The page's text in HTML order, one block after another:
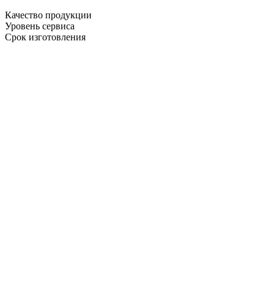
Качество продукции
Уровень сервиса
Срок изготовления